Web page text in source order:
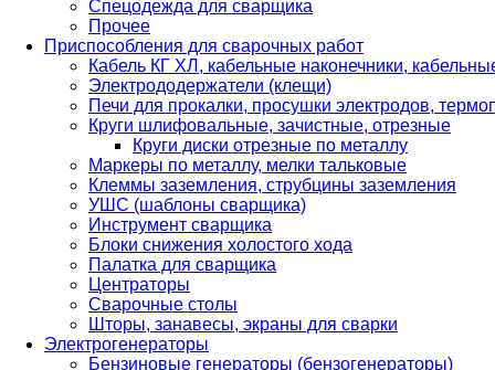
Спецодежда для сварщика
Прочее
Приспособления для сварочных работ
Кабель КГ ХЛ, кабельные наконечники,
Электрододержатели (клещи)
Печи для прокалки, просушки электродов,
Круги шлифовальные, зачистные, отрезные
Круги диски отрезные по металлу
Маркеры по металлу, мелки тальковые
Клеммы заземления, струбцины заземления
УШС (шаблоны сварщика)
Инструмент сварщика
Блоки снижения холостого хода
Палатка для сварщика
Центраторы
Сварочные столы
Шторы, занавесы, экраны для сварки
Электрогенераторы
Бензиновые генераторы (бензогенераторы)